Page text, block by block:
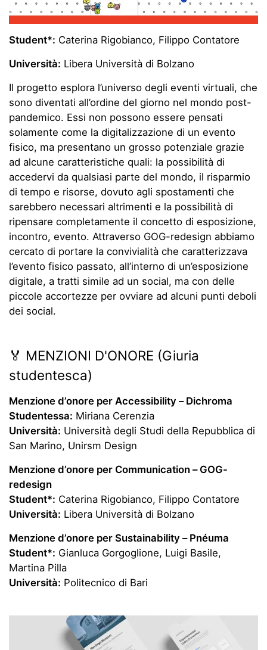
Student*: Caterina Rigobianco, Filippo Contatore
Università: Libera Università di Bolzano
Il progetto esplora l’universo degli eventi virtuali, che
sono diventati all’ordine del giorno nel mondo post-
pandemico. Essi non possono essere pensati
solamente come la digitalizzazione di un evento
fisico, ma presentano un grosso potenziale grazie
ad alcune caratteristiche quali: la possibilità di
accedervi da qualsiasi parte del mondo, il risparmio
di tempo e risorse, dovuto agli spostamenti che
sarebbero necessari altrimenti e la possibilità di
ripensare completamente il concetto di esposizione,
incontro, evento. Attraverso GOG-redesign abbiamo
cercato di portare la convivialità che caratterizzava
l’evento fisico passato, all’interno di un’esposizione
digitale, a tratti simile ad un social, ma con delle
piccole accortezze per ovviare ad alcuni punti deboli
dei social.
🏅 MENZIONI D'ONORE (Giuria
studentesca)
Menzione d’onore per Accessibility – Dichroma
Studentessa: Miriana Cerenzia
Università: Università degli Studi della Repubblica di
San Marino, Unirsm Design
Menzione d’onore per Communication – GOG-
redesign
Student*: Caterina Rigobianco, Filippo Contatore
Università: Libera Università di Bolzano
Menzione d’onore per Sustainability – Pnéuma
Student*: Gianluca Gorgoglione, Luigi Basile,
Martina Pilla
Università: Politecnico di Bari